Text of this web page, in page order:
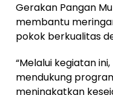
Gerakan Pangan
membantu
pokok berkualitas
“Melalui kegiatan
mendukung
meningkatkan